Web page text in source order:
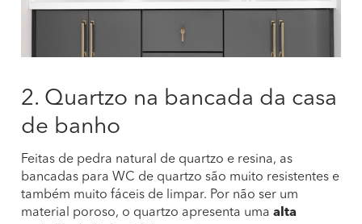
2. Quartzo na bancada da casa
de banho
Feitas de pedra natural de quartzo e resina, as
bancadas para WC de quartzo são muito resistentes e
também muito fáceis de limpar. Por não ser um
material poroso, o quartzo apresenta uma alta